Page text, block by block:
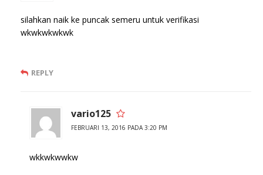
silahkan naik ke puncak semeru untuk verifikasi
wkwkwkwkwk
REPLY
vario125
FEBRUARI 13, 2016 PADA 3:20 PM
wkkwkwwkw